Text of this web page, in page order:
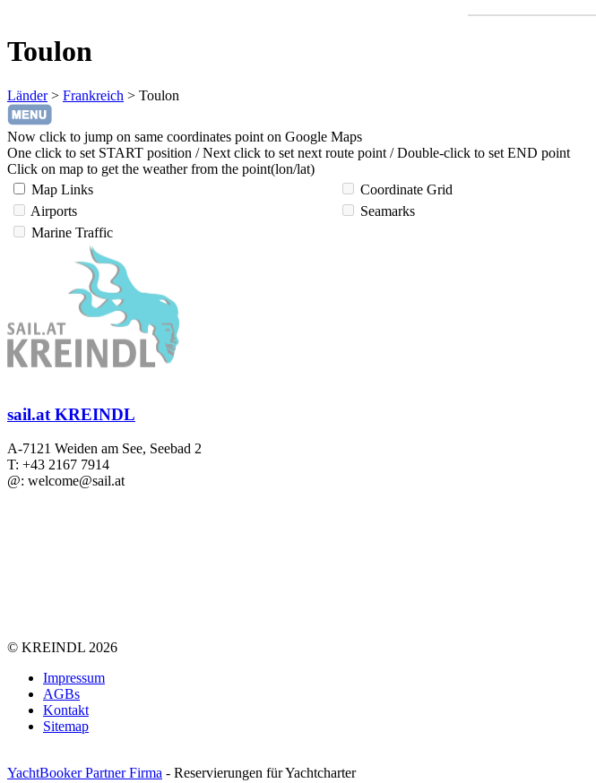
Toulon
Länder> Frankreich > Toulon
Now click to jump on same coordinates point on Google Maps
One click to set START position / Next click to set next route point / Double-click to set END point
Click on map to get the weather from the point(lon/lat)
Map Links
Coordinate Grid
Airports
Seamarks
Marine Traffic
sail.at KREINDL
A-7121 Weiden am See, Seebad 2
T: +43 2167 7914
@: welcome@sail.at
© KREINDL 2026
Impressum
AGBs
Kontakt
Sitemap
YachtBooker Partner Firma - Reservierungen für Yachtcharter